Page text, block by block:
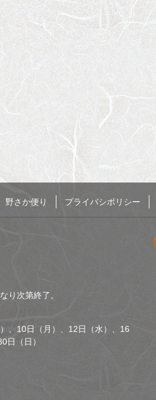
野さか便り プライバシポリシー
次第終了。
、10日（月）、12日（水）、16
日（日）